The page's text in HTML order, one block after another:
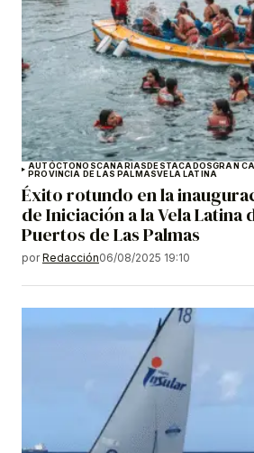
AUTÓCTONOSCANARIASDESTACADOSGRAN
PROVINCIA DE LAS PALMASVELA LATINA
Éxito rotundo en la
de Iniciación a la Vela Latina
Puertos de Las Palmas
por Redacción06/08/2025 19:10